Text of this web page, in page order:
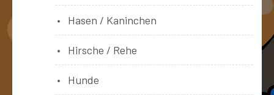
Hasen / Kaninchen
Hirsche / Rehe
Hunde